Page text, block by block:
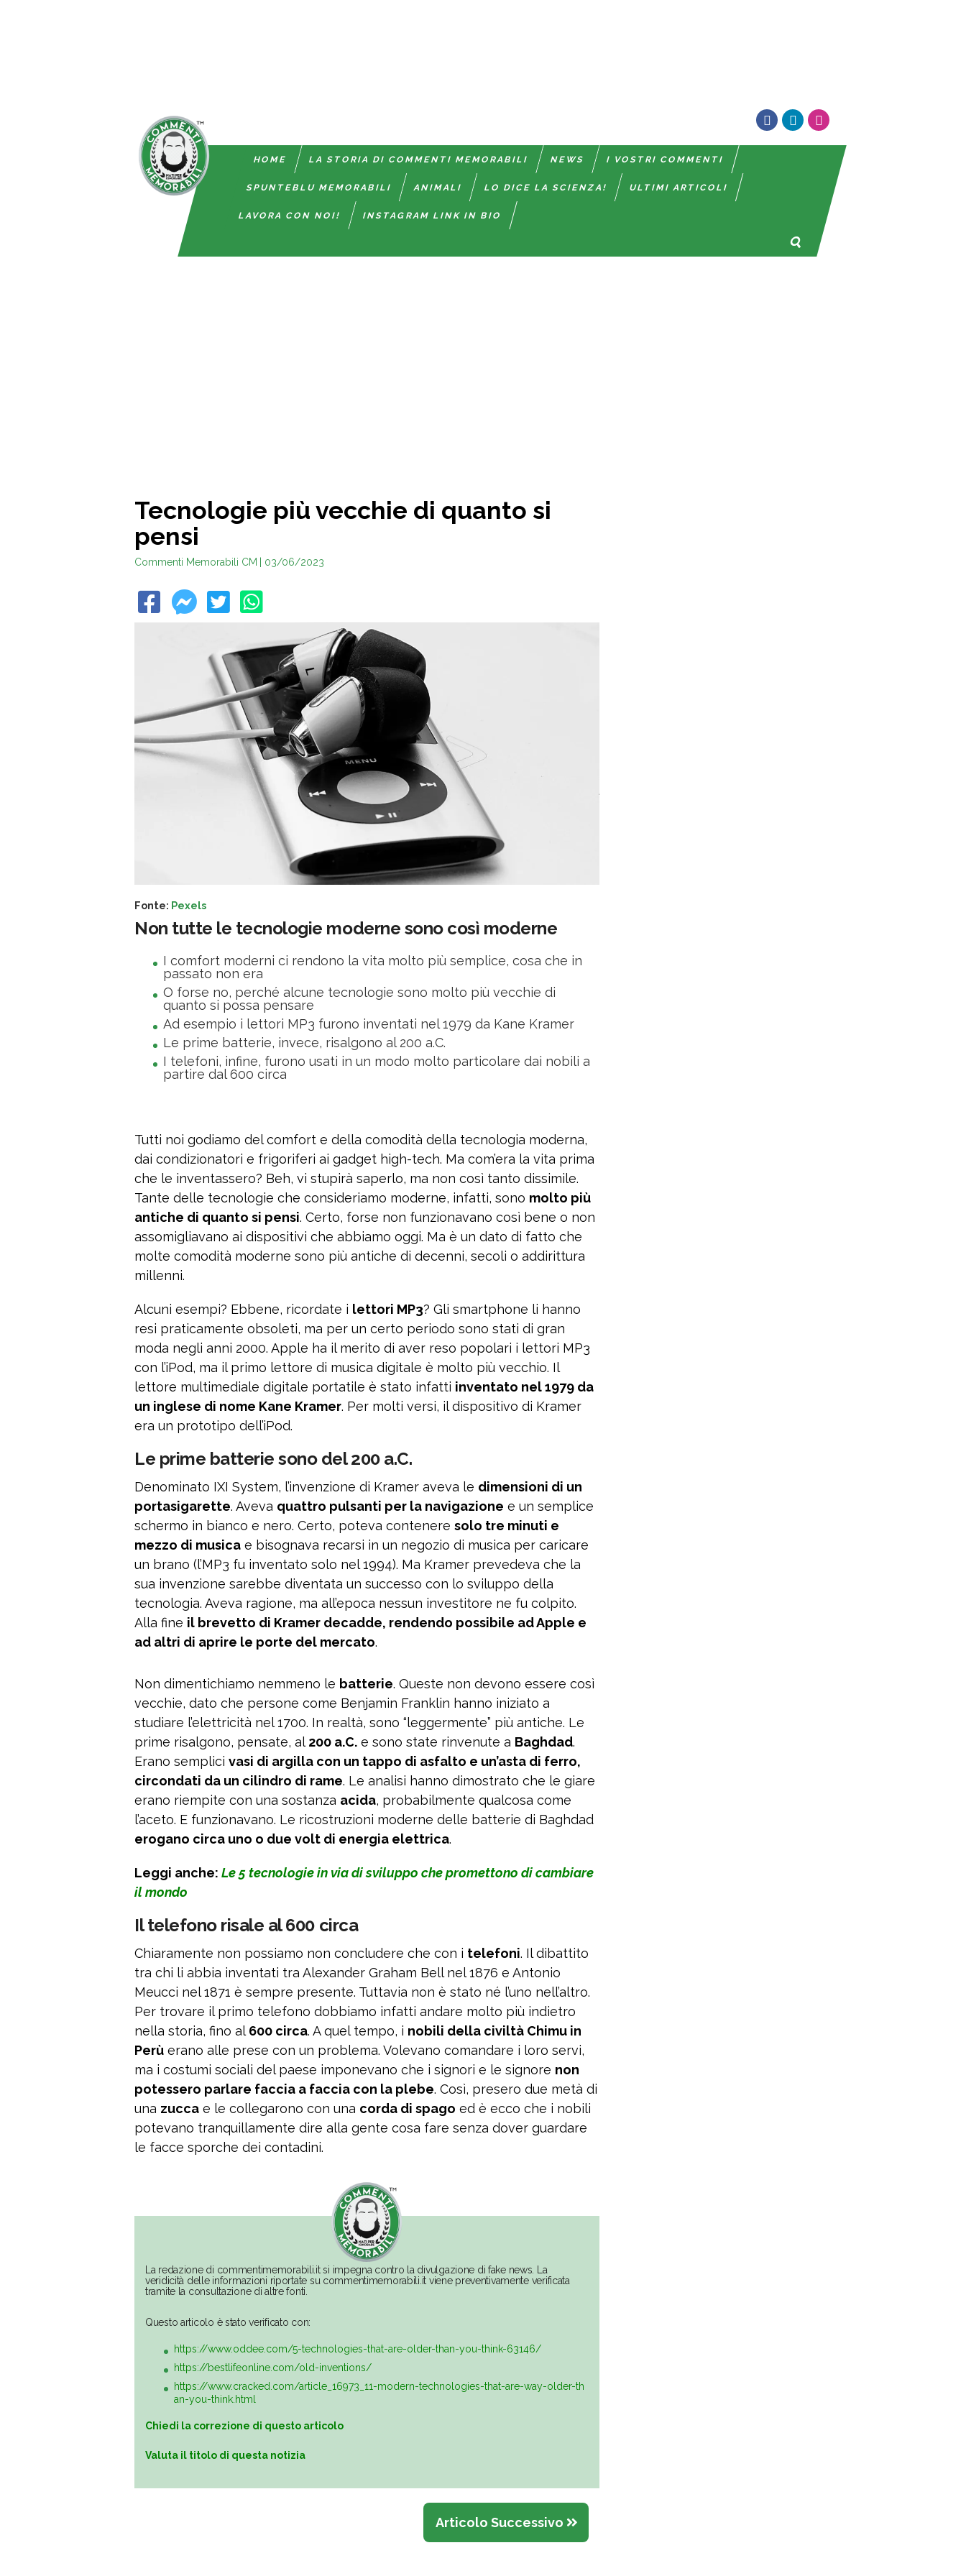
HOME LA STORIA DI COMMENTI MEMORABILI NEWS I VOSTRI COMMENTI
SPUNTEBLU MEMORABILI ANIMALI LO DICE LA SCIENZA! ULTIMI ARTICOLI
LAVORA CON NOI! INSTAGRAM LINK IN BIO
Tecnologie più vecchie di quanto si
pensi
Commenti Memorabili CM | 03/06/2023
Fonte: Pexels
Non tutte le tecnologie moderne sono così moderne
I comfort moderni ci rendono la vita molto più semplice, cosa che in
passato non era
O forse no, perché alcune tecnologie sono molto più vecchie di
quanto si possa pensare
Ad esempio i lettori MP3 furono inventati nel 1979 da Kane Kramer
Le prime batterie, invece, risalgono al 200 a.C.
I telefoni, infine, furono usati in un modo molto particolare dai nobili a
partire dal 600 circa
Tutti noi godiamo del comfort e della comodità della tecnologia moderna,
dai condizionatori e frigoriferi ai gadget high-tech. Ma com’era la vita prima
che le inventassero? Beh, vi stupirà saperlo, ma non così tanto dissimile.
Tante delle tecnologie che consideriamo moderne, infatti, sono molto più
antiche di quanto si pensi. Certo, forse non funzionavano così bene o non
assomigliavano ai dispositivi che abbiamo oggi. Ma è un dato di fatto che
molte comodità moderne sono più antiche di decenni, secoli o addirittura
millenni.
Alcuni esempi? Ebbene, ricordate i lettori MP3? Gli smartphone li hanno
resi praticamente obsoleti, ma per un certo periodo sono stati di gran
moda negli anni 2000. Apple ha il merito di aver reso popolari i lettori MP3
con l’iPod, ma il primo lettore di musica digitale è molto più vecchio. Il
lettore multimediale digitale portatile è stato infatti inventato nel 1979 da
un inglese di nome Kane Kramer. Per molti versi, il dispositivo di Kramer
era un prototipo dell’iPod.
Le prime batterie sono del 200 a.C.
Denominato IXI System, l’invenzione di Kramer aveva le dimensioni di un
portasigarette. Aveva quattro pulsanti per la navigazione e un semplice
schermo in bianco e nero. Certo, poteva contenere solo tre minuti e
mezzo di musica e bisognava recarsi in un negozio di musica per caricare
un brano (l’MP3 fu inventato solo nel 1994). Ma Kramer prevedeva che la
sua invenzione sarebbe diventata un successo con lo sviluppo della
tecnologia. Aveva ragione, ma all’epoca nessun investitore ne fu colpito.
Alla fine il brevetto di Kramer decadde, rendendo possibile ad Apple e
ad altri di aprire le porte del mercato.
Non dimentichiamo nemmeno le batterie. Queste non devono essere così
vecchie, dato che persone come Benjamin Franklin hanno iniziato a
studiare l’elettricità nel 1700. In realtà, sono “leggermente” più antiche. Le
prime risalgono, pensate, al200 a.C. e sono state rinvenute a Baghdad.
Erano semplici vasi di argilla con un tappo di asfalto e un’asta di ferro,
circondati da un cilindro di rame. Le analisi hanno dimostrato che le giare
erano riempite con una sostanza acida, probabilmente qualcosa come
l’aceto. E funzionavano. Le ricostruzioni moderne delle batterie di Baghdad
erogano circa uno o due volt di energia elettrica.
Leggi anche: Le 5 tecnologie in via di sviluppo che promettono di cambiare
il mondo
Il telefono risale al 600 circa
Chiaramente non possiamo non concludere che con i telefoni. Il dibattito
tra chi li abbia inventati tra Alexander Graham Bell nel 1876 e Antonio
Meucci nel 1871 è sempre presente. Tuttavia non è stato né l’uno nell’altro.
Per trovare il primo telefono dobbiamo infatti andare molto più indietro
nella storia, fino al600 circa. A quel tempo, i nobili della civiltà Chimu in
Perù erano alle prese con un problema. Volevano comandare i loro servi,
ma i costumi sociali del paese imponevano che i signori e le signore non
potessero parlare faccia a faccia con la plebe. Così, presero due metà di
una zucca e le collegarono con una corda di spago ed è ecco che i nobili
potevano tranquillamente dire alla gente cosa fare senza dover guardare
le facce sporche dei contadini.
La redazione di commentimemorabili.it si impegna contro la divulgazione di fake news. La
veridicità delle informazioni riportate su commentimemorabili.it viene preventivamente verificata
tramite la consultazione di altre fonti.
Questo articolo è stato verificato con:
https://www.oddee.com/5-technologies-that-are-older-than-you-think-63146/
https://bestlifeonline.com/old-inventions/
https://www.cracked.com/article_16973_11-modern-technologies-that-are-way-older-th
an-you-think.html
Chiedi la correzione di questo articolo
Valuta il titolo di questa notizia
Articolo Successivo